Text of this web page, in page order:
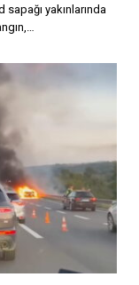
yakınlarında